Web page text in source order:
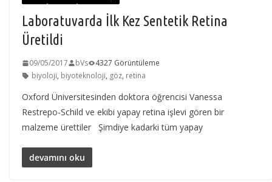
Laboratuvarda İlk Kez Sentetik Retina
Üretildi
09/05/2017 bVs
4327 Görüntüleme
biyoloji, biyoteknoloji, göz, retina
Oxford Üniversitesinden doktora öğrencisi Vanessa
Restrepo-Schild ve ekibi yapay retina işlevi gören bir
malzeme ürettiler Şimdiye kadarki tüm yapay
devamını oku